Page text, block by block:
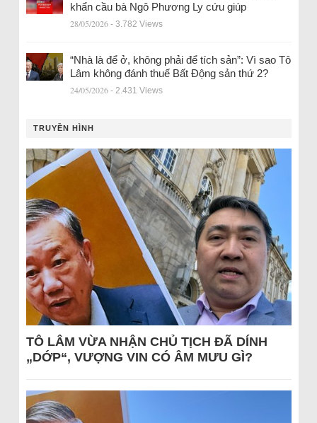
khẩn cầu bà Ngô Phương Ly cứu giúp
28/05/2026 - 3.782 Views
“Nhà là để ở, không phải để tích sản”: Vì sao Tô
Lâm không đánh thuế Bất Động sản thứ 2?
24/05/2026 - 2.431 Views
TRUYỀN HÌNH
TÔ LÂM VỪA NHẬN CHỦ TỊCH ĐÃ DÍNH
„DỚP“, VƯỢNG VIN CÓ ÂM MƯU GÌ?